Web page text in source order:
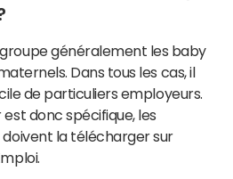
généralement les baby
Dans tous les cas, il
de particuliers employeurs.
donc spécifique, les
la télécharger sur